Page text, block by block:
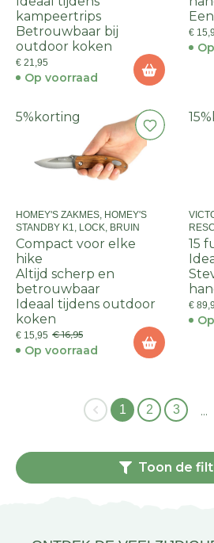
kampeertrips
Betrouwbaar bij
outdoor koken
€ 21,95
Op voorraad
€
5% korting
HOMEY'S ZAKMES, HOMEY'S
STANDBY K1, LOCK, BRUIN
Compact voor elke
hike
Altijd scherp en
betrouwbaar
Ideaal tijdens outdoor
koken
€ 15,95 € 16,95
Op voorraad
15%
15
€
1 2 3 …
Toon de